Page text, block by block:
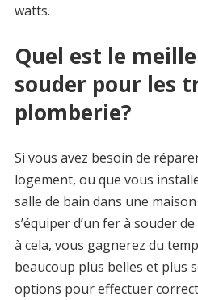
watts.
Quel est le
souder pour les
plomberie?
Si vous avez besoin de
logement, ou que vous
salle de bain dans une
s’équiper d’un fer à souder
à cela, vous gagnerez du
beaucoup plus belles et plus
options pour effectuer